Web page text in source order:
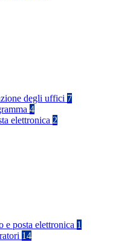
degli uffici 7
4
elettronica 2
e posta elettronica 1
14